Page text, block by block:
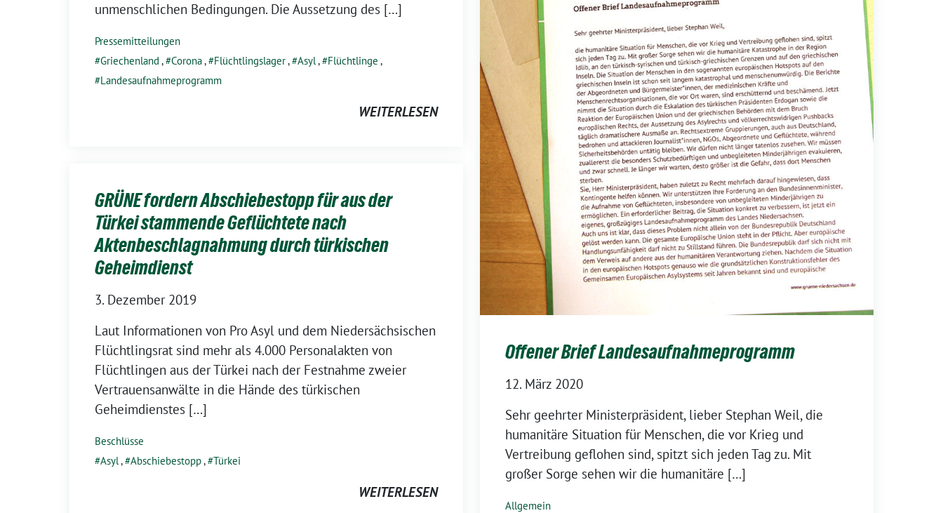
unmenschlichen Bedingungen. Die Aussetzung des […]
Pressemitteilungen
Griechenland , Corona, Flüchtlingslager, Asyl, Flüchtlinge ,
Landesaufnahmeprogramm
WEITERLESEN
Offener Brief Landesaufnahmeprogramm
12. März 2020
Sehr geehrter Ministerpräsident, lieber Stephan Weil, die
humanitäre Situation für Menschen, die vor Krieg und
Vertreibung geflohen sind, spitzt sich jeden Tag zu. Mit
großer Sorge sehen wir die humanitäre […]
Allgemein
GRÜNE fordern Abschiebestopp für aus der
Türkei stammende Geflüchtete nach
Aktenbeschlagnahmung durch türkischen
Geheimdienst
3. Dezember 2019
Laut Informationen von Pro Asyl und dem Niedersächsischen
Flüchtlingsrat sind mehr als 4.000 Personalakten von
Flüchtlingen aus der Türkei nach der Festnahme zweier
Vertrauensanwälte in die Hände des türkischen
Geheimdienstes […]
Beschlüsse
Asyl, Abschiebestopp, Türkei
WEITERLESEN